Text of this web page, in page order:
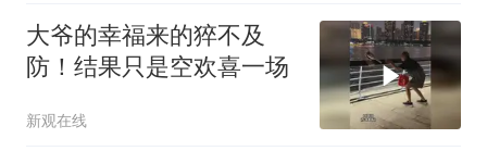
大爷的幸福来的猝不及
防！结果只是空欢喜一场
新观在线